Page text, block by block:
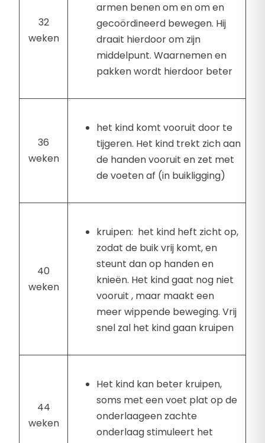
32
weken
armen benen om en om en
gecoördineerd bewegen. Hij
draait hierdoor om zijn
middelpunt. Waarnemen en
pakken wordt hierdoor beter
36
weken
het kind komt vooruit door te
tijgeren. Het kind trekt zich aan
de handen vooruit en zet met
de voeten af (in buikligging)
40
weken
kruipen: het kind heft zicht op,
zodat de buik vrij komt, en
steunt dan op handen en
knieën. Het kind gaat nog niet
vooruit , maar maakt een
meer wippende beweging. Vrij
snel zal het kind gaan kruipen
44
weken
Het kind kan beter kruipen,
soms met een voet plat op de
onderlaageen zachte
onderlaag stimuleert het